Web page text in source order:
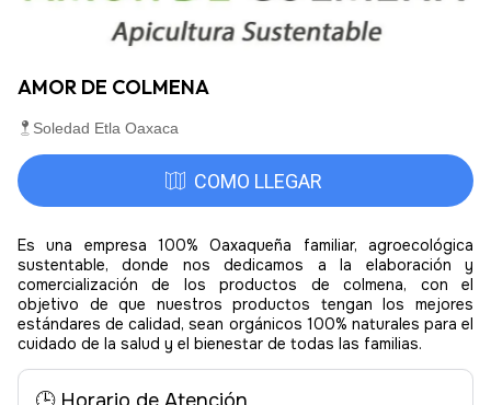
AMOR DE COLMENA
Soledad Etla Oaxaca
COMO LLEGAR
Es una empresa 100% Oaxaqueña familiar, agroecológica
sustentable, donde nos dedicamos a la elaboración y
comercialización de los productos de colmena, con el
objetivo de que nuestros productos tengan los mejores
estándares de calidad, sean orgánicos 100% naturales para el
cuidado de la salud y el bienestar de todas las familias.